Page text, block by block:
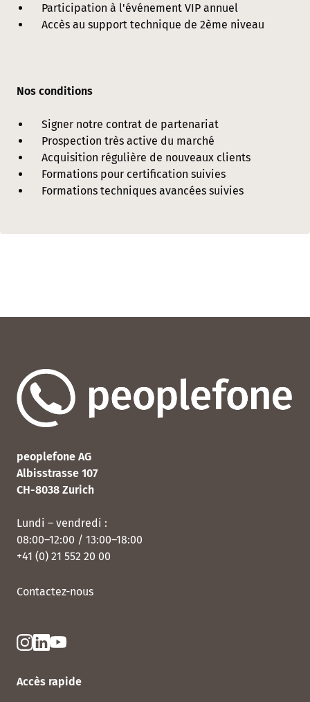
Participation à l'événement VIP annuel
Accès au support technique de 2ème niveau
Nos conditions
Signer notre contrat de partenariat
Prospection très active du marché
Acquisition régulière de nouveaux clients
Formations pour certification suivies
Formations techniques avancées suivies
peoplefone AG
Albisstrasse 107
CH-8038 Zurich
Lundi – vendredi :
08:00–12:00 / 13:00–18:00
+41 (0) 21 552 20 00
Contactez-nous
Accès rapide